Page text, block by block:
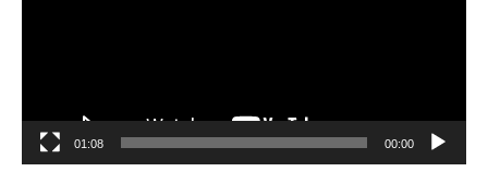
00:00
01:08